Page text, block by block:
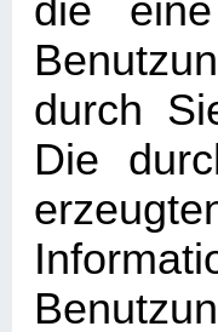
die
durch
Die